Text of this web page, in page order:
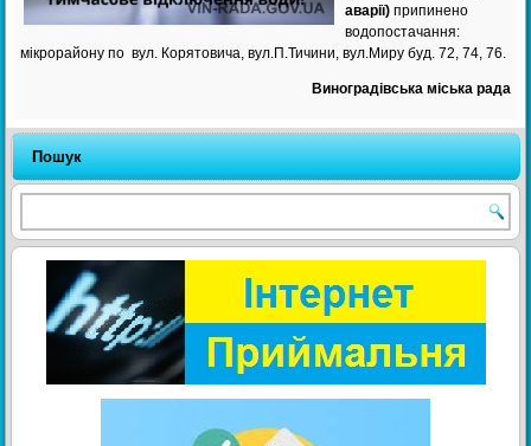
аварії)припинено
водопостачання:
мікрорайону по вул. Корятовича, вул.П.Тичини, вул.Миру буд. 72, 74, 76.
Виноградівська міська рада
Пошук